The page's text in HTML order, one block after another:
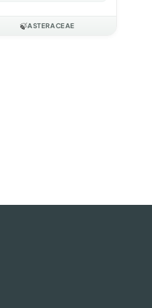
🍃ASTERACEAE